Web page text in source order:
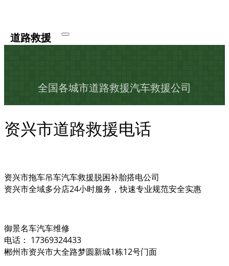
道路救援
全国各城市道路救援汽车救援公司
资兴市道路救援电话
资兴市拖车吊车汽车救援脱困补胎搭电公司
资兴市全域多分店24小时服务，快速专业规范安全实惠
御景名车汽车维修
电话： 17369324433
郴州市资兴市大全路梦圆新城1栋12号门面